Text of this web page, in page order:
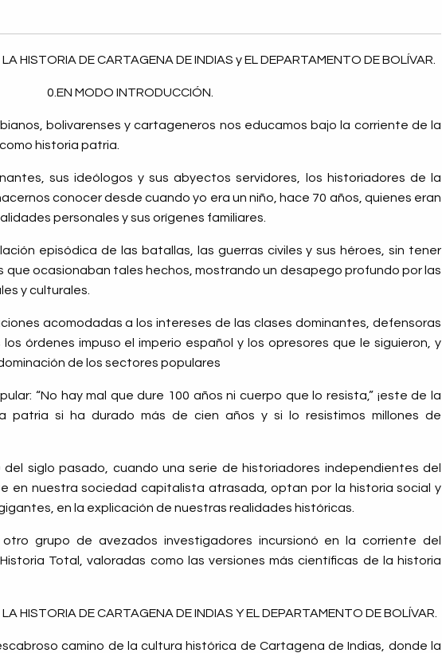
HISTORIA DE CARTAGENA DE INDIAS y EL DEPARTAMENTO DE BOLÍVAR.
0.EN MODO INTRODUCCIÓN.
bolivarenses y cartageneros nos educamos bajo la corriente de la
historia patria.
sus ideólogos y sus abyectos servidores, los historiadores de la
conocer desde cuando yo era un niño, hace 70 años, quienes eran
personales y sus orígenes familiares.
episódica de las batallas, las guerras civiles y sus héroes, sin tener
ocasionaban tales hechos, mostrando un desapego profundo por las
y culturales.
acomodadas a los intereses de las clases dominantes, defensoras
órdenes impuso el imperio español y los opresores que le siguieron, y
de los sectores populares
“No hay mal que dure 100 años ni cuerpo que lo resista,” ¡este de la
patria si ha durado más de cien años y si lo resistimos millones de
siglo pasado, cuando una serie de historiadores independientes del
en nuestra sociedad capitalista atrasada, optan por la historia social y
en la explicación de nuestras realidades históricas.
grupo de avezados investigadores incursionó en la corriente del
Total, valoradas como las versiones más científicas de la historia
HISTORIA DE CARTAGENA DE INDIAS Y EL DEPARTAMENTO DE BOLÍVAR.
camino de la cultura histórica de Cartagena de Indias, donde la